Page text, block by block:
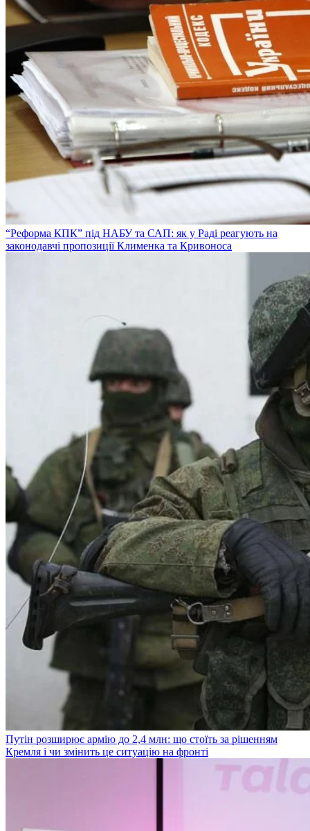
“Реформа КПК” під НАБУ та САП: як у Раді реагують на
законодавчі пропозиції Клименка та Кривоноса
Путін розширює армію до 2,4 млн: що стоїть за рішенням
Кремля і чи змінить це ситуацію на фронті